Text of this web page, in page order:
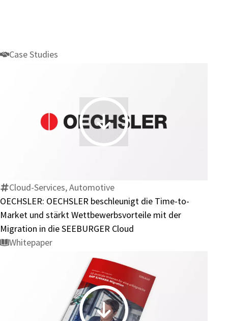
Case Studies
OECHSLER:
OECHSLER
Time-
to-
Market
und
mit
der
Migration
in
Cloud-Services, Automotive
OECHSLER: OECHSLER beschleunigt die Time-to-
Market und stärkt Wettbewerbsvorteile mit der
Migration in die SEEBURGER Cloud
Whitepaper
10